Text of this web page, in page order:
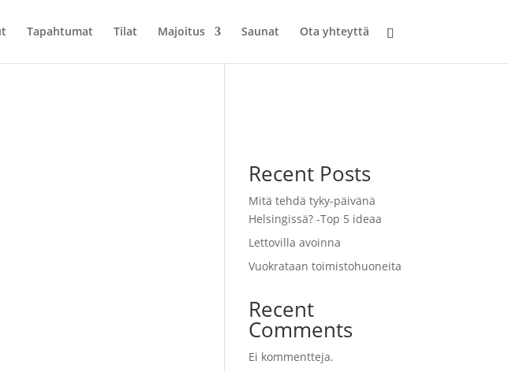
Tapahtumat Tilat Majoitus Saunat Ota yhteyttä
Recent Posts
Mitä tehdä tyky-päivänä
Helsingissä? -Top 5 ideaa
Lettovilla avoinna
Vuokrataan toimistohuoneita
Recent
Comments
Ei kommentteja.